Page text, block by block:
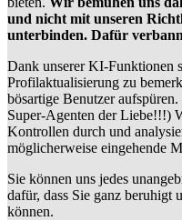
und nicht mit unseren
unterbinden. Dafür
Dank unserer KI-Funktionen
Profilaktualisierung zu
bösartige Benutzer
Super-Agenten der Liebe!!!)
Kontrollen durch und
möglicherweise eingehende
Sie können uns jedes
dafür, dass Sie ganz beruhigt
können.